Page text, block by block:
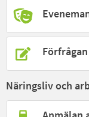
Näringsliv och